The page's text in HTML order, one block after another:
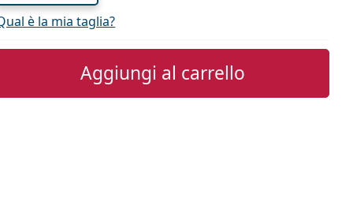
è la mia taglia?
Aggiungi al carrello